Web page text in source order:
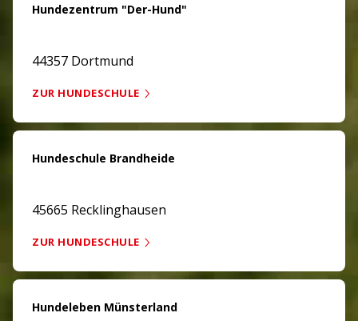
Hundezentrum "Der-Hund"
44357 Dortmund
ZUR HUNDESCHULE
Hundeschule Brandheide
45665 Recklinghausen
ZUR HUNDESCHULE
Hundeleben Münsterland